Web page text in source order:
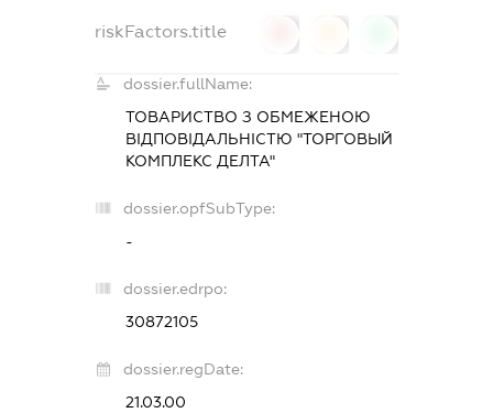
riskFactors.title
dossier.fullName:
ТОВАРИСТВО З ОБМЕЖЕНОЮ
ВІДПОВІДАЛЬНІСТЮ "ТОРГОВЫЙ
КОМПЛЕКС ДЕЛТА"
dossier.opfSubType:
-
dossier.edrpo:
30872105
dossier.regDate:
21.03.00